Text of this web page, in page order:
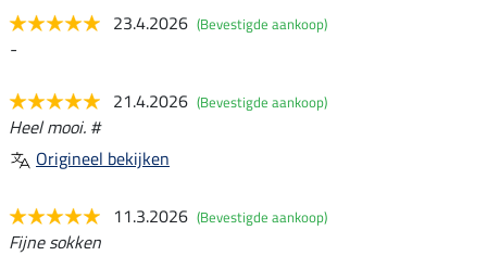
23.4.2026 (Bevestigde aankoop)
-
21.4.2026 (Bevestigde aankoop)
Heel mooi. #
Origineel bekijken
11.3.2026 (Bevestigde aankoop)
Fijne sokken